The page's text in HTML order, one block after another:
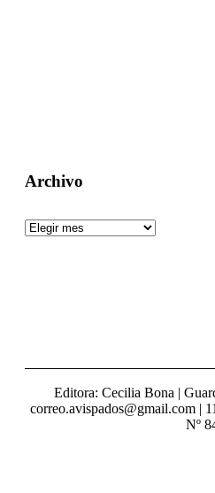
Archivo
Editora: Cecilia Bona |
correo.avispados@gmail.com |
Nº